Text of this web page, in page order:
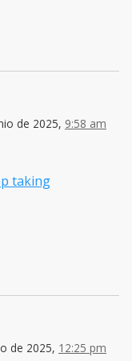
de 2025, 9:58 am
taking
de 2025, 12:25 pm